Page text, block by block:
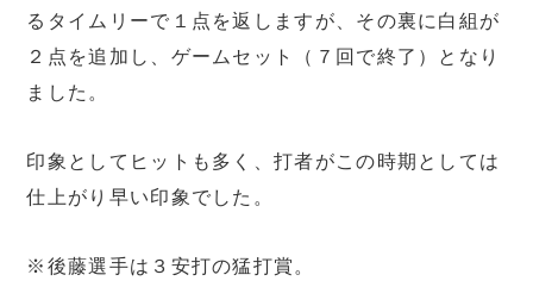
るタイムリーで１点を返しますが、その裏に白組が
２点を追加し、ゲームセット（７回で終了）となり
ました。
印象としてヒットも多く、打者がこの時期としては
仕上がり早い印象でした。
※後藤選手は３安打の猛打賞。